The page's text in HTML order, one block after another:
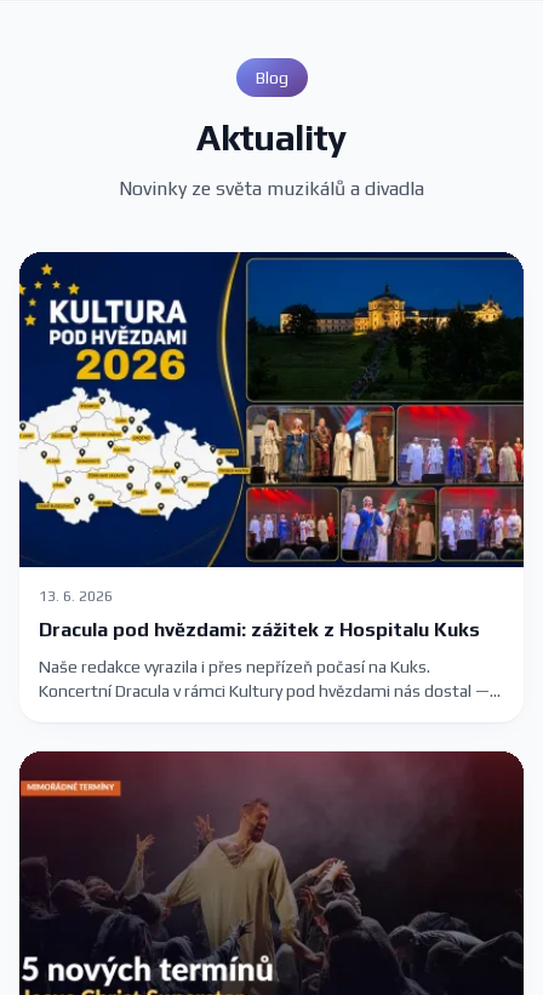
Blog
Aktuality
Novinky ze světa muzikálů a divadla
13. 6. 2026
Dracula pod hvězdami: zážitek z Hospitalu Kuks
Naše redakce vyrazila i přes nepřízeň počasí na Kuks.
Koncertní Dracula v rámci Kultury pod hvězdami nás dostal —